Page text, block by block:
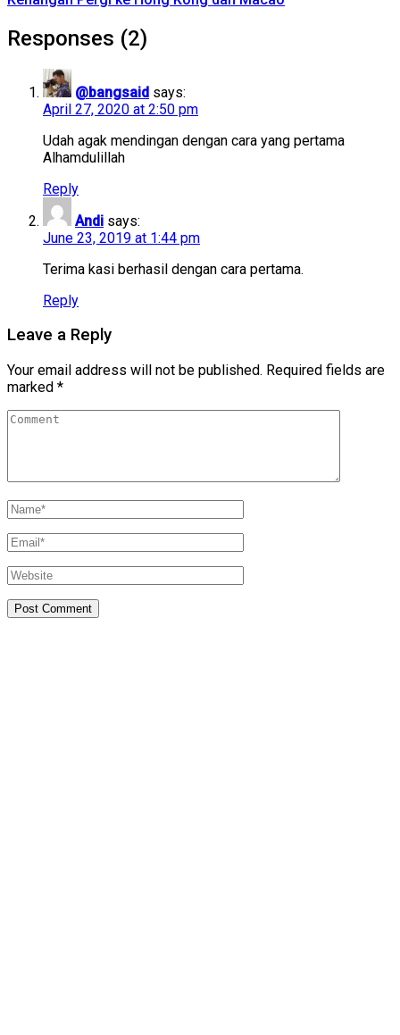
Responses (2)
@bangsaid says:
April 27, 2020 at 2:50 pm
Udah agak mendingan dengan cara yang pertama
Alhamdulillah
Reply
Andi says:
June 23, 2019 at 1:44 pm
Terima kasi berhasil dengan cara pertama.
Reply
Leave a Reply
Your email address will not be published. Required fields are
marked *